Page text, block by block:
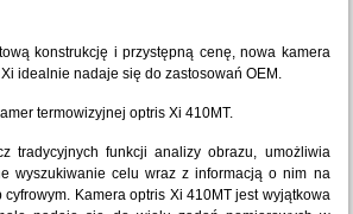
konstrukcję i przystępną cenę, nowa kamera
idealnie nadaje się do zastosowań OEM.
termowizyjnej optris Xi 410MT.
tradycyjnych funkcji analizy obrazu, umożliwia
wyszukiwanie celu wraz z informacją o nim na
Kamera optris Xi 410MT jest wyjątkowa